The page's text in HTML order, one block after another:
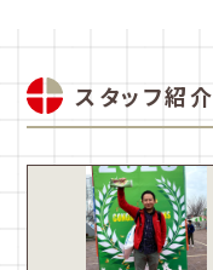
スタッフ紹介